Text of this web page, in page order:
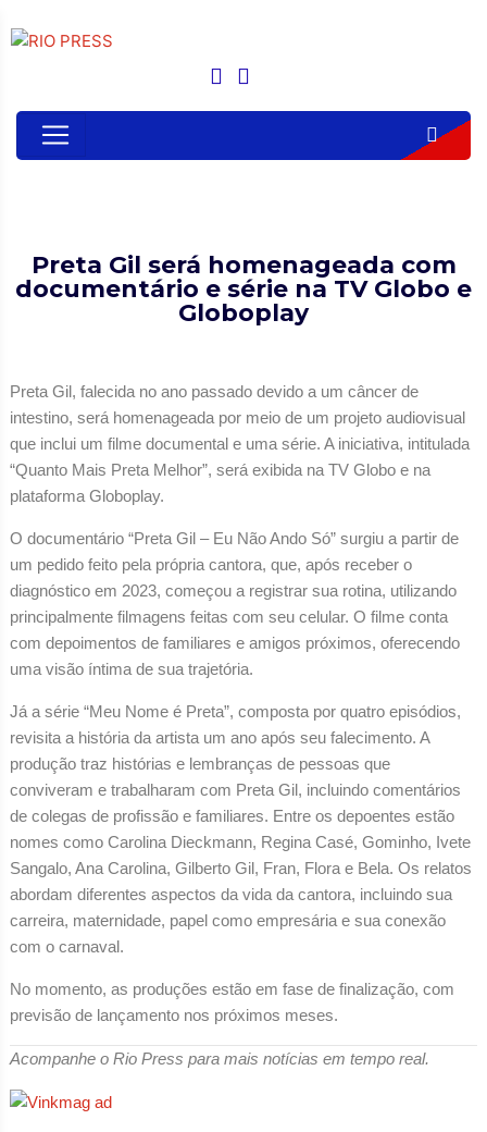
Preta Gil será homenageada com
documentário e série na TV Globo e
Globoplay
Preta Gil, falecida no ano passado devido a um câncer de
intestino, será homenageada por meio de um projeto audiovisual
que inclui um filme documental e uma série. A iniciativa, intitulada
“Quanto Mais Preta Melhor”, será exibida na TV Globo e na
plataforma Globoplay.
O documentário “Preta Gil – Eu Não Ando Só” surgiu a partir de
um pedido feito pela própria cantora, que, após receber o
diagnóstico em 2023, começou a registrar sua rotina, utilizando
principalmente filmagens feitas com seu celular. O filme conta
com depoimentos de familiares e amigos próximos, oferecendo
uma visão íntima de sua trajetória.
Já a série “Meu Nome é Preta”, composta por quatro episódios,
revisita a história da artista um ano após seu falecimento. A
produção traz histórias e lembranças de pessoas que
conviveram e trabalharam com Preta Gil, incluindo comentários
de colegas de profissão e familiares. Entre os depoentes estão
nomes como Carolina Dieckmann, Regina Casé, Gominho, Ivete
Sangalo, Ana Carolina, Gilberto Gil, Fran, Flora e Bela. Os relatos
abordam diferentes aspectos da vida da cantora, incluindo sua
carreira, maternidade, papel como empresária e sua conexão
com o carnaval.
No momento, as produções estão em fase de finalização, com
previsão de lançamento nos próximos meses.
Acompanhe o Rio Press para mais notícias em tempo real.